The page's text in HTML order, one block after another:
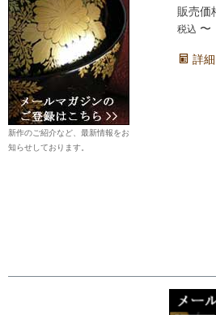
新作のご紹介など、最新情報をお
知らせしております。
販売価
税込 〜
詳